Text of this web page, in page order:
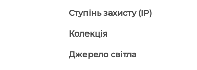
Ступінь захисту (IP)
Колекція
Джерело світла